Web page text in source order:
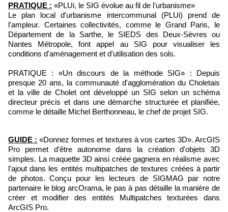
PRATIQUE : «PLUi, le SIG évolue au fil de l'urbanisme»
Le plan local d'urbanisme intercommunal (PLUi) prend de
l'ampleur. Certaines collectivités, comme le Grand Paris, le
Département de la Sarthe, le SIEDS des Deux-Sèvres ou
Nantes Métropole, font appel au SIG pour visualiser les
conditions d'aménagement et d'utilisation des sols.
PRATIQUE : «Un discours de la méthode SIG» : Depuis
presque 20 ans, la communauté d'agglomération du Choletais
et la ville de Cholet ont développé un SIG selon un schéma
directeur précis et dans une démarche structurée et planifiée,
comme le détaille Michel Berthonneau, le chef de projet SIG.
GUIDE : «Donnez formes et textures à vos cartes 3D». ArcGIS
Pro permet d'être autonome dans la création d'objets 3D
simples. La maquette 3D ainsi créée gagnera en réalisme avec
l'ajout dans les entités multipatches de textures créées à partir
de photos. Conçu pour les lecteurs de SIGMAG par notre
partenaire le blog arcOrama, le pas à pas détaille la manière de
créer et modifier des entités Multipatches texturées dans
ArcGIS Pro.